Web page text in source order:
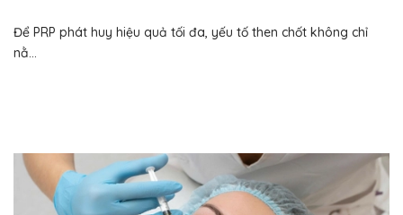
Để PRP phát huy hiệu quả tối đa, yếu tố then chốt không chỉ
nằ...